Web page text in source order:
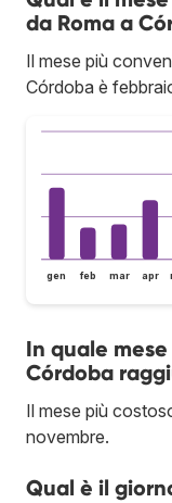
da Roma a
Il mese più
Córdoba è
gen feb mar apr
In quale
Córdoba
Il mese più
novembre.
Qual è il